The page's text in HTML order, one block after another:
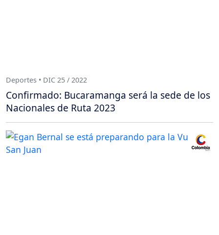
Deportes • DIC 25 / 2022
Confirmado: Bucaramanga será la sede de los
Nacionales de Ruta 2023